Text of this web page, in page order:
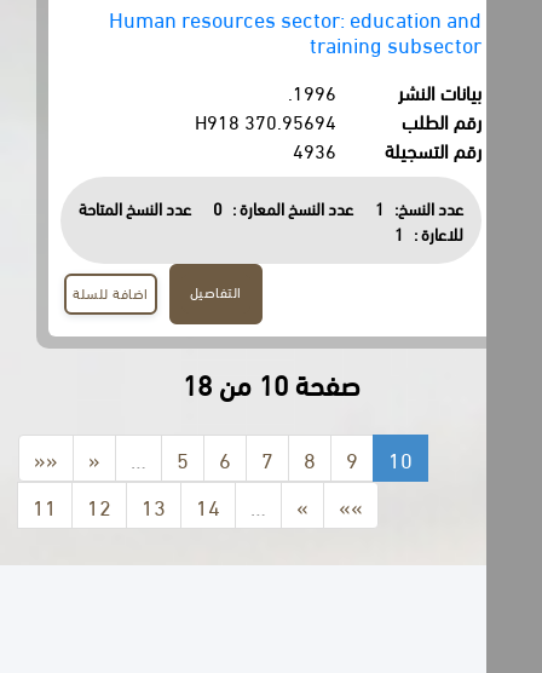
Human resources sector: education and
training subsector
بيانات النشر
رقم الطلب
370.95694 H918
رقم التسجيلة
4936
عدد النسخ: 1 عدد النسخ المعارة : 0
عدد النسخ المتاحة
للاعارة :
1
اضافة للسلة
صفحة 10 من 18
«« … 9
11
12 13 … »